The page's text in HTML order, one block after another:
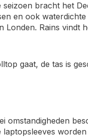
bracht het
en ook
Rains vindt
gaat, de tas is
omstandigheden